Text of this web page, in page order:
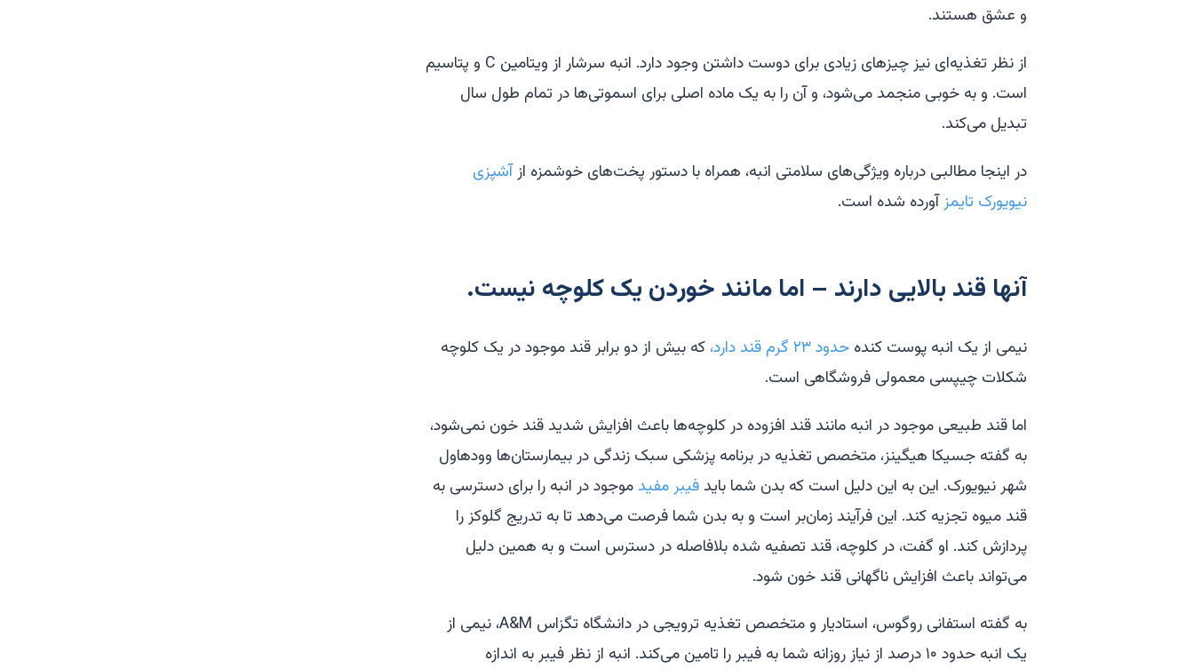
و عشق هستند.
از نظر تغذیه‌ای نیز چیزهای زیادی برای دوست داشتن وجود دارد. انبه سرشار از ویتامین C و پتاسیم
است. و به خوبی منجمد می‌شود، و آن را به یک ماده اصلی برای اسموتی‌ها در تمام طول سال
تبدیل می‌کند.
در اینجا مطالبی درباره ویژگی‌های سلامتی انبه، همراه با دستور پخت‌های خوشمزه ازآشپزی
نیویورک تایمزآورده شده است.
آنها قند بالایی دارند – اما مانند خوردن یک کلوچه نیست.
نیمی از یک انبه پوست کنده حدود ۲۳ گرم قند دارد،
که بیش از دو برابر قند موجود در یک کلوچه
شکلات چیپسی معمولی فروشگاهی است.
اما قند طبیعی موجود در انبه مانند قند افزوده در کلوچه‌ها باعث افزایش شدید قند خون نمی‌شود،
به گفته جسیکا هیگینز، متخصص تغذیه در برنامه پزشکی سبک زندگی در بیمارستان‌ها وودهاول
شهر نیویورک. این به این دلیل است که بدن شما باید فیبر مفید موجود در انبه را برای دسترسی به
قند میوه تجزیه کند. این فرآیند زمان‌بر است و به بدن شما فرصت می‌دهد تا به تدریج گلوکز را
پردازش کند. او گفت، در کلوچه، قند تصفیه شده بلافاصله در دسترس است و به همین دلیل
می‌تواند باعث افزایش ناگهانی قند خون شود.
به گفته استفانی روگوس، استادیار و متخصص تغذیه ترویجی در دانشگاه تگزاس A&M، نیمی از
یک انبه حدود ۱۰ درصد از نیاز روزانه شما به فیبر را تامین می‌کند. انبه از نظر فیبر به اندازه